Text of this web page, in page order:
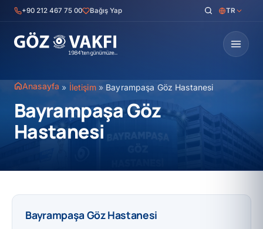
İçeriğe+90 212 467 75 00 Bağış Yap TR
Anasayfa » İletişim» Bayrampaşa Göz Hastanesi
Bayrampaşa Göz
Hastanesi
Bayrampaşa Göz Hastanesi